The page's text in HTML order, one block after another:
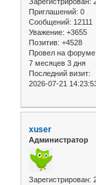
Приглашений: 0
Сообщений: 12111
Уважение: +3655
Позитив: +4528
Провел на форуме:
7 месяцев 3 дня
Последний визит:
2026-07-21
xuser
Администратор
Зарегистрирован: